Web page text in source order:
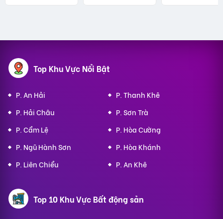
Top Khu Vực Nổi Bật
P. An Hải
P. Thanh Khê
P. Hải Châu
P. Sơn Trà
P. Cẩm Lệ
P. Hòa Cường
P. Ngũ Hành Sơn
P. Hòa Khánh
P. Liên Chiểu
P. An Khê
Top 10 Khu Vực Bất động sản